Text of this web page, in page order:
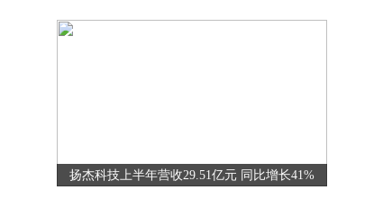
扬杰科技上半年营收29.51亿元 同比增长41%